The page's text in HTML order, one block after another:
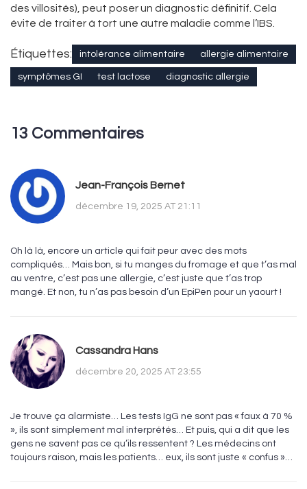
des villosités), peut poser un diagnostic définitif. Cela
évite de traiter à tort une autre maladie comme l’IBS.
Étiquettes: intolérance alimentaire allergie alimentaire
symptômes GI test lactose diagnostic allergie
13 Commentaires
Jean-François Bernet
décembre 19, 2025 AT 21:11
Oh là là, encore un article qui fait peur avec des mots
compliqués… Mais bon, si tu manges du fromage et que t’as mal
au ventre, c’est pas une allergie, c’est juste que t’as trop
mangé. Et non, tu n’as pas besoin d’un EpiPen pour un yaourt !
Cassandra Hans
décembre 20, 2025 AT 23:55
Je trouve ça alarmiste… Les tests IgG ne sont pas « faux à 70 %
», ils sont simplement mal interprétés… Et puis, qui a dit que les
gens ne savent pas ce qu’ils ressentent ? Les médecins ont
toujours raison, mais les patients… eux, ils sont juste « confus »…